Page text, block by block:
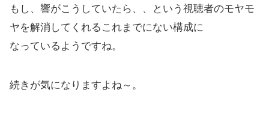
もし、響がこうしていたら、、という視聴者のモヤモ
ヤを解消してくれるこれまでにない構成に
なっているようですね。
続きが気になりますよね～。